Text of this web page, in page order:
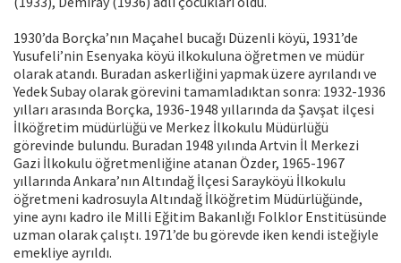
1930’da Borçka’nın Maçahel bucağı Düzenli köyü, 1931’de
Yusufeli’nin Esenyaka köyü ilkokuluna öğretmen ve müdür
olarak atandı. Buradan askerliğini yapmak üzere ayrılandı ve
Yedek Subay olarak görevini tamamladıktan sonra: 1932-1936
yılları arasında Borçka, 1936-1948 yıllarında da Şavşat ilçesi
İlköğretim müdürlüğü ve Merkez İlkokulu Müdürlüğü
görevinde bulundu. Buradan 1948 yılında Artvin İl Merkezi
Gazi İlkokulu öğretmenliğine atanan Özder, 1965-1967
yıllarında Ankara’nın Altındağ İlçesi Sarayköyü İlkokulu
öğretmeni kadrosuyla Altındağ İlköğretim Müdürlüğünde,
yine aynı kadro ile Milli Eğitim Bakanlığı Folklor Enstitüsünde
uzman olarak çalıştı. 1971’de bu görevde iken kendi isteğiyle
emekliye ayrıldı.